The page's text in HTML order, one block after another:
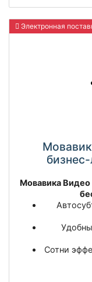
Электронная
Мовавика
Сотни